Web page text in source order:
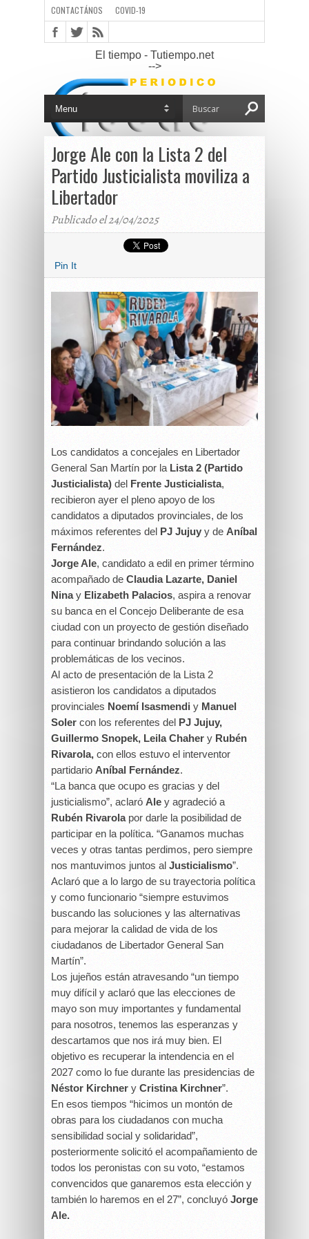
CONTACTÁNOS COVID-19
El tiempo - Tutiempo.net
-->
Jorge Ale con la Lista 2 del
Partido Justicialista moviliza a
Libertador
Publicado el 24/04/2025
Pin It
Los candidatos a concejales en Libertador
General San Martín por la Lista 2 (Partido
Justicialista) del Frente Justicialista,
recibieron ayer el pleno apoyo de los
candidatos a diputados provinciales, de los
máximos referentes del PJ Jujuy y de Aníbal
Fernández.
Jorge Ale, candidato a edil en primer término
acompañado de Claudia Lazarte, Daniel
Ninay Elizabeth Palacios, aspira a renovar
su banca en el Concejo Deliberante de esa
ciudad con un proyecto de gestión diseñado
para continuar brindando solución a las
problemáticas de los vecinos.
Al acto de presentación de la Lista 2
asistieron los candidatos a diputados
provinciales Noemí Isasmendi y Manuel
Soler con los referentes del PJ Jujuy,
Guillermo Snopek, Leila Chaher y Rubén
Rivarola, con ellos estuvo el interventor
partidario Aníbal Fernández.
“La banca que ocupo es gracias y del
justicialismo”, aclaró Ale y agradeció a
Rubén Rivarolapor darle la posibilidad de
participar en la política. “Ganamos muchas
veces y otras tantas perdimos, pero siempre
nos mantuvimos juntos al Justicialismo”.
Aclaró que a lo largo de su trayectoria política
y como funcionario “siempre estuvimos
buscando las soluciones y las alternativas
para mejorar la calidad de vida de los
ciudadanos de Libertador General San
Martín”.
Los jujeños están atravesando “un tiempo
muy difícil y aclaró que las elecciones de
mayo son muy importantes y fundamental
para nosotros, tenemos las esperanzas y
descartamos que nos irá muy bien. El
objetivo es recuperar la intendencia en el
2027 como lo fue durante las presidencias de
Néstor Kirchner y Cristina Kirchner”.
En esos tiempos “hicimos un montón de
obras para los ciudadanos con mucha
sensibilidad social y solidaridad”,
posteriormente solicitó el acompañamiento de
todos los peronistas con su voto, “estamos
convencidos que ganaremos esta elección y
también lo haremos en el 27”, concluyó Jorge
Ale.